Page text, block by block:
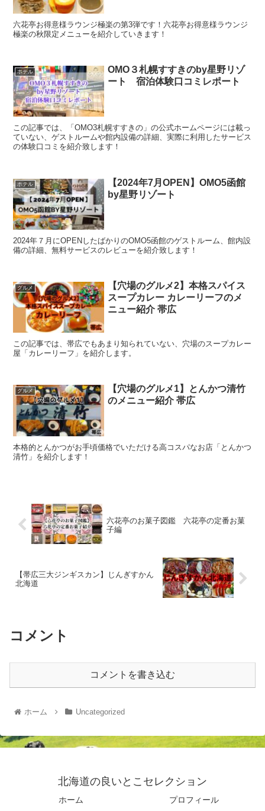
六花亭お得意様ラウンジ極楽の第3弾です！六花亭お得意様ラウンジ
極楽の秋限定メニューを紹介していきます！
ホテル
OMO３札幌すすきのby星野リゾ
ート 宿泊体験口コミレポート
この記事では、「OMO3札幌すすきの」の公式ホームページには載っ
ていない、ゲストルームや館内設備の詳細、実際に利用したサービス
の体験口コミを紹介致します！
ホテル
【2024年7月OPEN】OMO5函館
by星野リゾート
2024年７月にOPENしたばかりのOMO5函館のゲストルーム、館内設
備の詳細、無料サービスのレビューを紹介致します！
グルメ
【穴場のグルメ2】本格スパイス
スープカレー カレーリーフのメ
ニュー紹介 帯広
この記事では、帯広でもあまり知られていない、穴場のスープカレー
屋「カレーリーフ」を紹介します。
グルメ
【穴場のグルメ1】とんかつ清竹
のメニュー紹介 帯広
本格的とんかつがお手頃価格でいただける高コスパなお店「とんかつ
清竹」を紹介します！
六花亭のお菓子図鑑 六花亭の定番お菓
子編
【帯広三大ジンギスカン】じんぎすかん
北海道
コメント
コメントを書き込む
ホーム Uncategorized
北海道の良いとこセレクション
ホーム プロフィール